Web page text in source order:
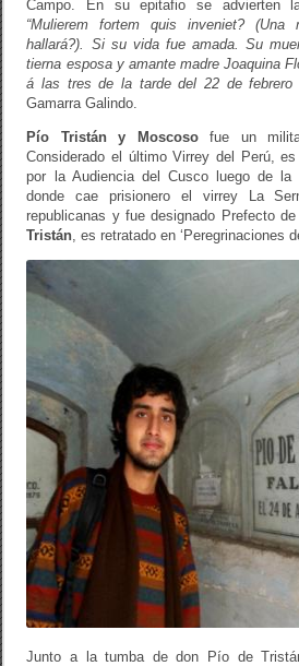
Campo. En su epitafio se advierten
“Mulierem fortem quis inveniet?
hallará?). Si su vida fue amada. Su
tierna esposa y amante madre Joaquina
á las tres de la tarde del 22 de febrero
Gamarra Galindo.
Pío Tristán y Moscosofue un
Considerado el último Virrey del Perú,
por la Audiencia del Cusco luego de la
donde cae prisionero el virrey La
republicanas y fue designado Prefecto
Tristán , es retratado en ‘Peregrinaciones
Junto a la tumba de don Pío de